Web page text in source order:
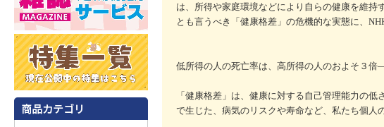
は、所得や家庭環境などにより自らの健康を維持
とも言うべき「健康格差」の危機的な実態に、
低所得の人の死亡率は、高所得の人のおよそ３
「健康格差」は、健康に対する自己管理能力の
で生じた、病気のリスクや寿命など、私たち個人